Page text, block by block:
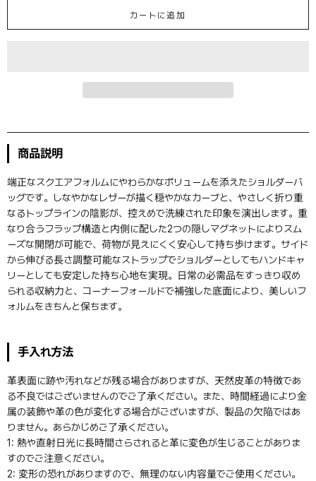
カートに追加
商品説明
端正なスクエアフォルムにやわらかなボリュームを添えたショルダーバ
ッグです。しなやかなレザーが描く穏やかなカーブと、やさしく折り重
なるトップラインの陰影が、控えめで洗練された印象を演出します。重
なり合うフラップ構造と内側に配した2つの隠しマグネットによりスム
ーズな開閉が可能で、荷物が見えにくく安心して持ち歩けます。サイド
から伸びる長さ調整可能なストラップでショルダーとしてもハンドキャ
リーとしても安定した持ち心地を実現。日常の必需品をすっきり収め
られる収納力と、コーナーフォールドで補強した底面により、美しいフ
ォルムをきちんと保ちます。
手入れ方法
革表面に跡や汚れなどが残る場合がありますが、天然皮革の特徴であ
る不良ではございませんのでご了承ください。また、時間経過により金
属の装飾や革の色が変化する場合がございますが、製品の欠陥ではあ
りません。あらかじめご了承ください。
1: 熱や直射日光に長時間さらされると革に変色が生じることがありま
すのでご注意ください。
2: 変形の恐れがありますので、無理のない内容量でご使用ください。